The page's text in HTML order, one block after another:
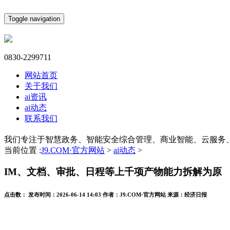
Toggle navigation
0830-2299711
网站首页
关于我们
ai资讯
ai动态
联系我们
我们专注于智慧政务、智能安全综合管理、商业智能、云服务
当前位置 :J9.COM·官方网站 > ai动态 >
IM、文档、审批、日程等上千项产物能力拆解为原
点击数： 发布时间： 2026-06-14 14:03 作者： J9.COM·官方网站 来源： 经济日报